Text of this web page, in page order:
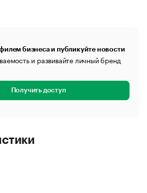
бизнеса и публикуйте новости
и развивайте личный бренд
Получить доступ